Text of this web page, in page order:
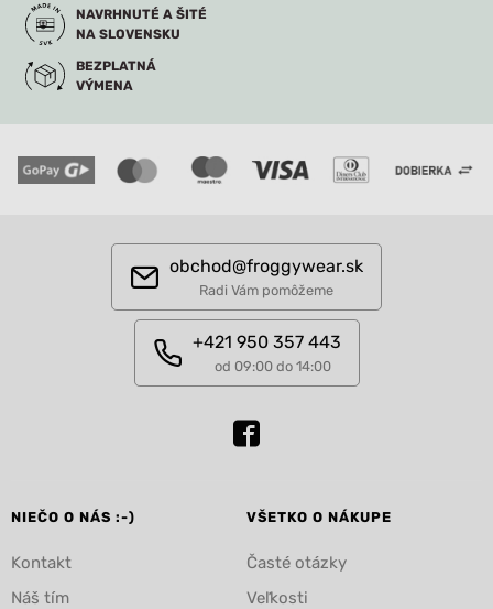
NAVRHNUTÉ A ŠITÉ
NA SLOVENSKU
BEZPLATNÁ
VÝMENA
obchod@froggywear.sk
Radi Vám pomôžeme
+421 950 357 443
od 09:00 do 14:00
NIEČO O NÁS :-)
Kontakt
Náš tím
VŠETKO O NÁKUPE
Časté otázky
Veľkosti